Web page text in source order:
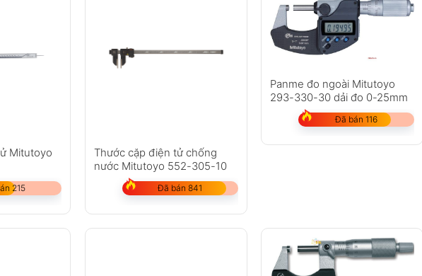
Mitutoyo
215
Thước cặp điện tử chống
nước Mitutoyo 552-305-10
Đã bán 841
Panme đo ngoài Mitutoyo
293-330-30 dải đo 0-25mm
Đã bán 116